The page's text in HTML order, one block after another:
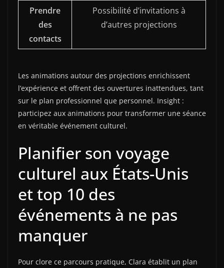
Prendre
des
contacts
Possibilité d’invitations à
d’autres projections
Les animations autour des projections enrichissent
l’expérience et offrent des ouvertures inattendues, tant
sur le plan professionnel que personnel. Insight :
participez aux animations pour transformer une séance
en véritable événement culturel.
Planifier son voyage
culturel aux États-Unis
et top 10 des
événements à ne pas
manquer
Pour clore ce parcours pratique, Clara établit un plan